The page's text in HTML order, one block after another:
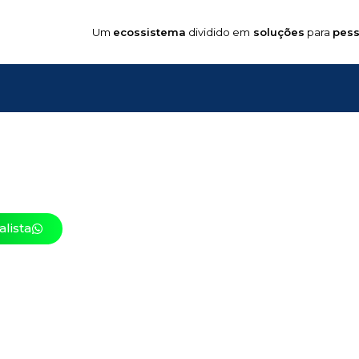
Um ecossistema dividido em soluções para